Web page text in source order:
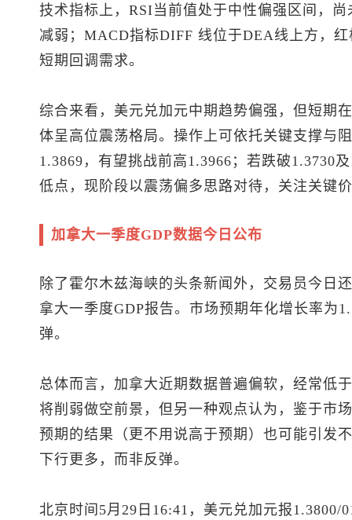
技术指标上，RSI当前值处于中性偏强区间，
减弱；MACD指标DIFF 线位于DEA线上方，
短期回调需求。
综合来看， 美元兑加元中期趋势偏强，但短期
体呈高位震荡格局。操作上可依托关键支撑与
1.3869，有望挑战前高1.3966；若跌破1.3730
低点，现阶段以震荡偏多思路对待，关注关键
加拿大一季度GDP数据今日公布
除了霍尔木兹海峡的头条新闻外，交易员今日
拿大一季度GDP报告。市场预期年化增长率为
弹。
总体而言，加拿大近期数据普遍偏软，经常低
将削弱做空前景，但另一种观点认为，鉴于市
预期的结果（更不用说高于预期）也可能引
下行更多，而非反弹。
北京时间5月29日16:41， 美元兑加元报1.3800/